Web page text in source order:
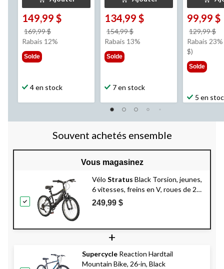
149,99 $
169,99 $
était
Rabais 12%
Solde
4 en stock
134,99 $
154,99 $
était
Rabais 13%
Solde
7 en stock
99,99 $
129,99 $
Rabais
$)
Solde
5 en
Souvent achetés ensemble
Vous magasinez
Vélo Stratus Black Torsion, jeunes,
6 vitesses, freins en V, roues de 20
po, noir
249,99 $
+
Supercycle Reaction Hardtail
Mountain Bike, 26-in, Black